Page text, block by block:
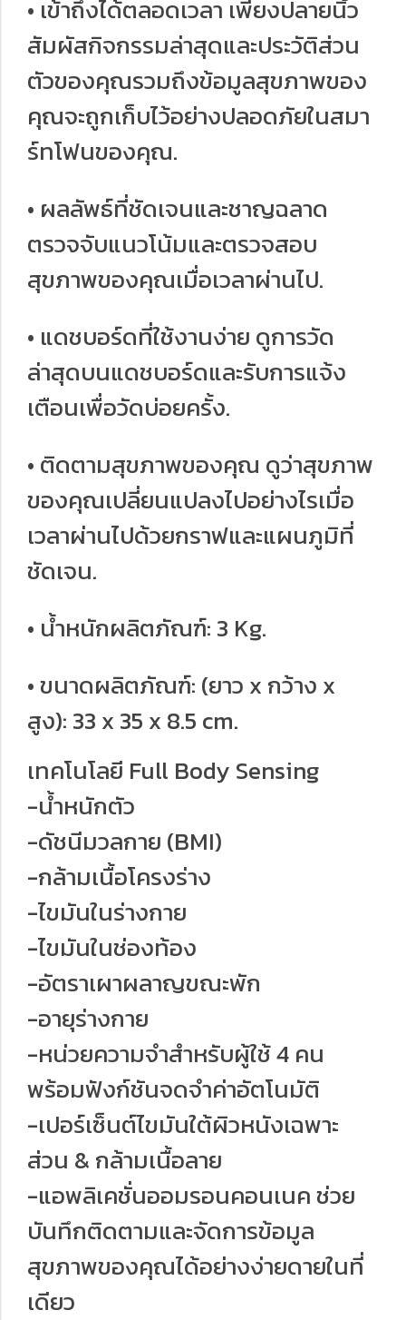
• เข้าถึงได้ตลอดเวลา เพียงปลายนิ้ว
สัมผัสกิจกรรมล่าสุดและประวัติส่วน
ตัวของคุณรวมถึงข้อมูลสุขภาพของ
คุณจะถูกเก็บไว้อย่างปลอดภัยในสมา
ร์ทโฟนของคุณ.
• ผลลัพธ์ที่ชัดเจนและชาญฉลาด
ตรวจจับแนวโน้มและตรวจสอบ
สุขภาพของคุณเมื่อเวลาผ่านไป.
• แดชบอร์ดที่ใช้งานง่าย ดูการวัด
ล่าสุดบนแดชบอร์ดและรับการแจ้ง
เตือนเพื่อวัดบ่อยครั้ง.
• ติดตามสุขภาพของคุณ ดูว่าสุขภาพ
ของคุณเปลี่ยนแปลงไปอย่างไรเมื่อ
เวลาผ่านไปด้วยกราฟและแผนภูมิที่
ชัดเจน.
• น้ำหนักผลิตภัณฑ์: 3 Kg.
• ขนาดผลิตภัณฑ์: (ยาว x กว้าง x
สูง): 33 x 35 x 8.5 cm.
เทคโนโลยี Full Body Sensing
-น้ำหนักตัว
-ดัชนีมวลกาย (BMI)
-กล้ามเนื้อโครงร่าง
-ไขมันในร่างกาย
-ไขมันในช่องท้อง
-อัตราเผาผลาญขณะพัก
-อายุร่างกาย
-หน่วยความจำสำหรับผู้ใช้ 4 คน
พร้อมฟังก์ชันจดจำค่าอัตโนมัติ
-เปอร์เซ็นต์ไขมันใต้ผิวหนังเฉพาะ
ส่วน & กล้ามเนื้อลาย
-แอพลิเคชั่นออมรอนคอนเนค ช่วย
บันทึกติดตามและจัดการข้อมูล
สุขภาพของคุณได้อย่างง่ายดายในที่
เดียว